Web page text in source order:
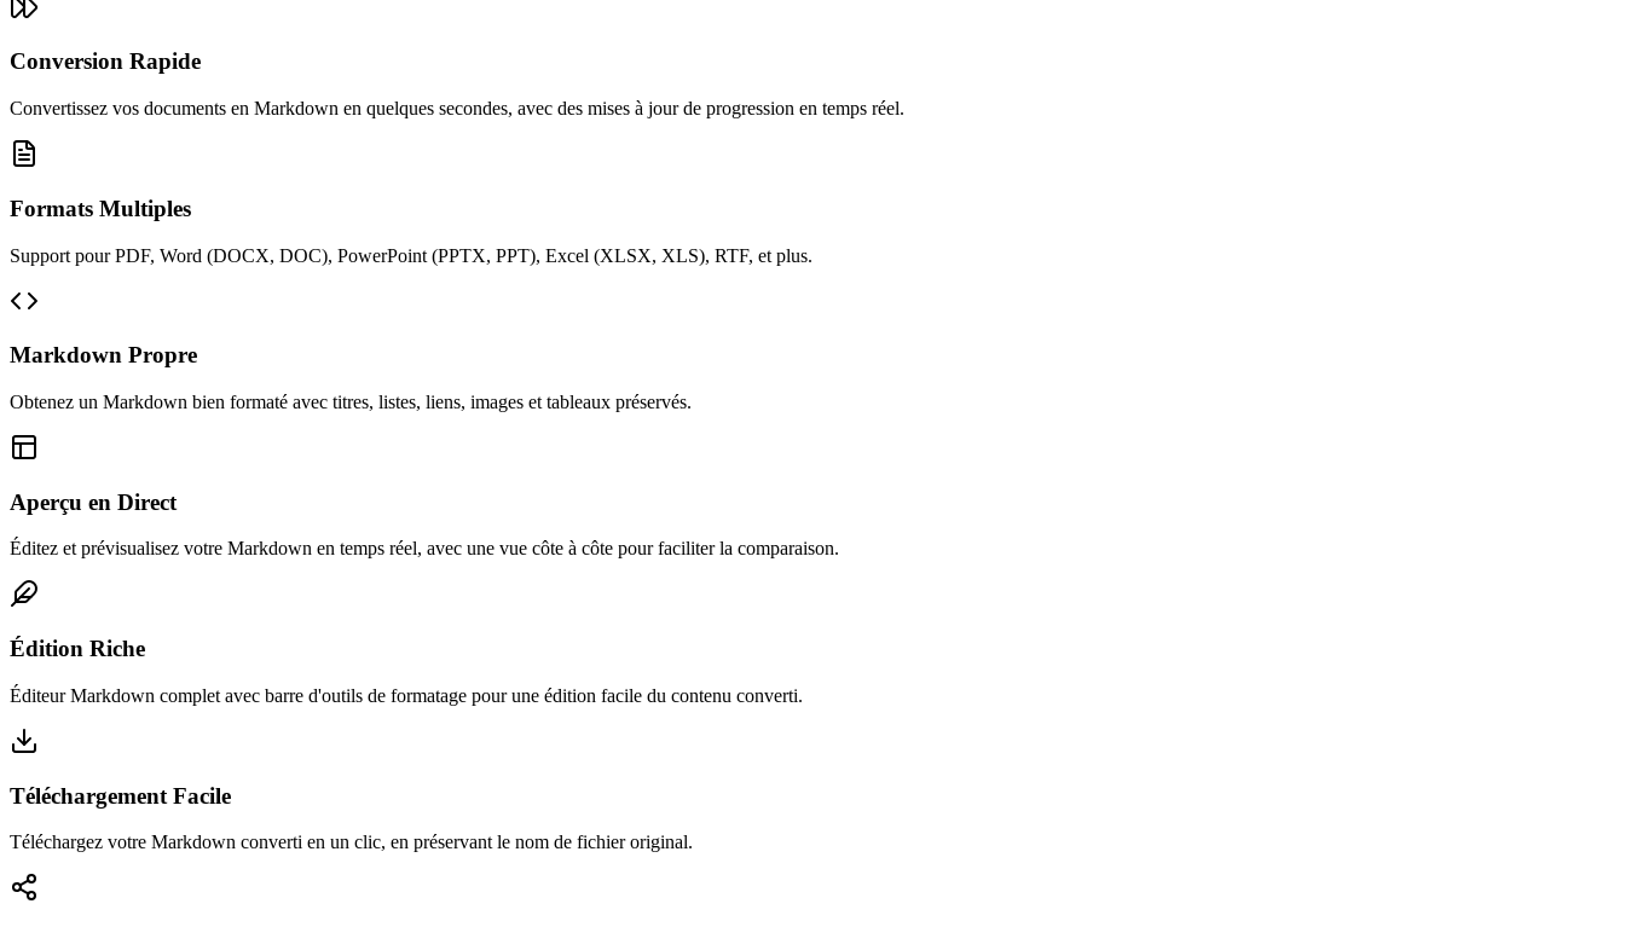
Conversion Rapide
Convertissez vos documents en Markdown en quelques secondes, avec des mises à jour de progression en temps réel.
Formats Multiples
Support pour PDF, Word (DOCX, DOC), PowerPoint (PPTX, PPT), Excel (XLSX, XLS), RTF, et plus.
Markdown Propre
Obtenez un Markdown bien formaté avec titres, listes, liens, images et tableaux préservés.
Aperçu en Direct
Éditez et prévisualisez votre Markdown en temps réel, avec une vue côte à côte pour faciliter la comparaison.
Édition Riche
Éditeur Markdown complet avec barre d'outils de formatage pour une édition facile du contenu converti.
Téléchargement Facile
Téléchargez votre Markdown converti en un clic, en préservant le nom de fichier original.